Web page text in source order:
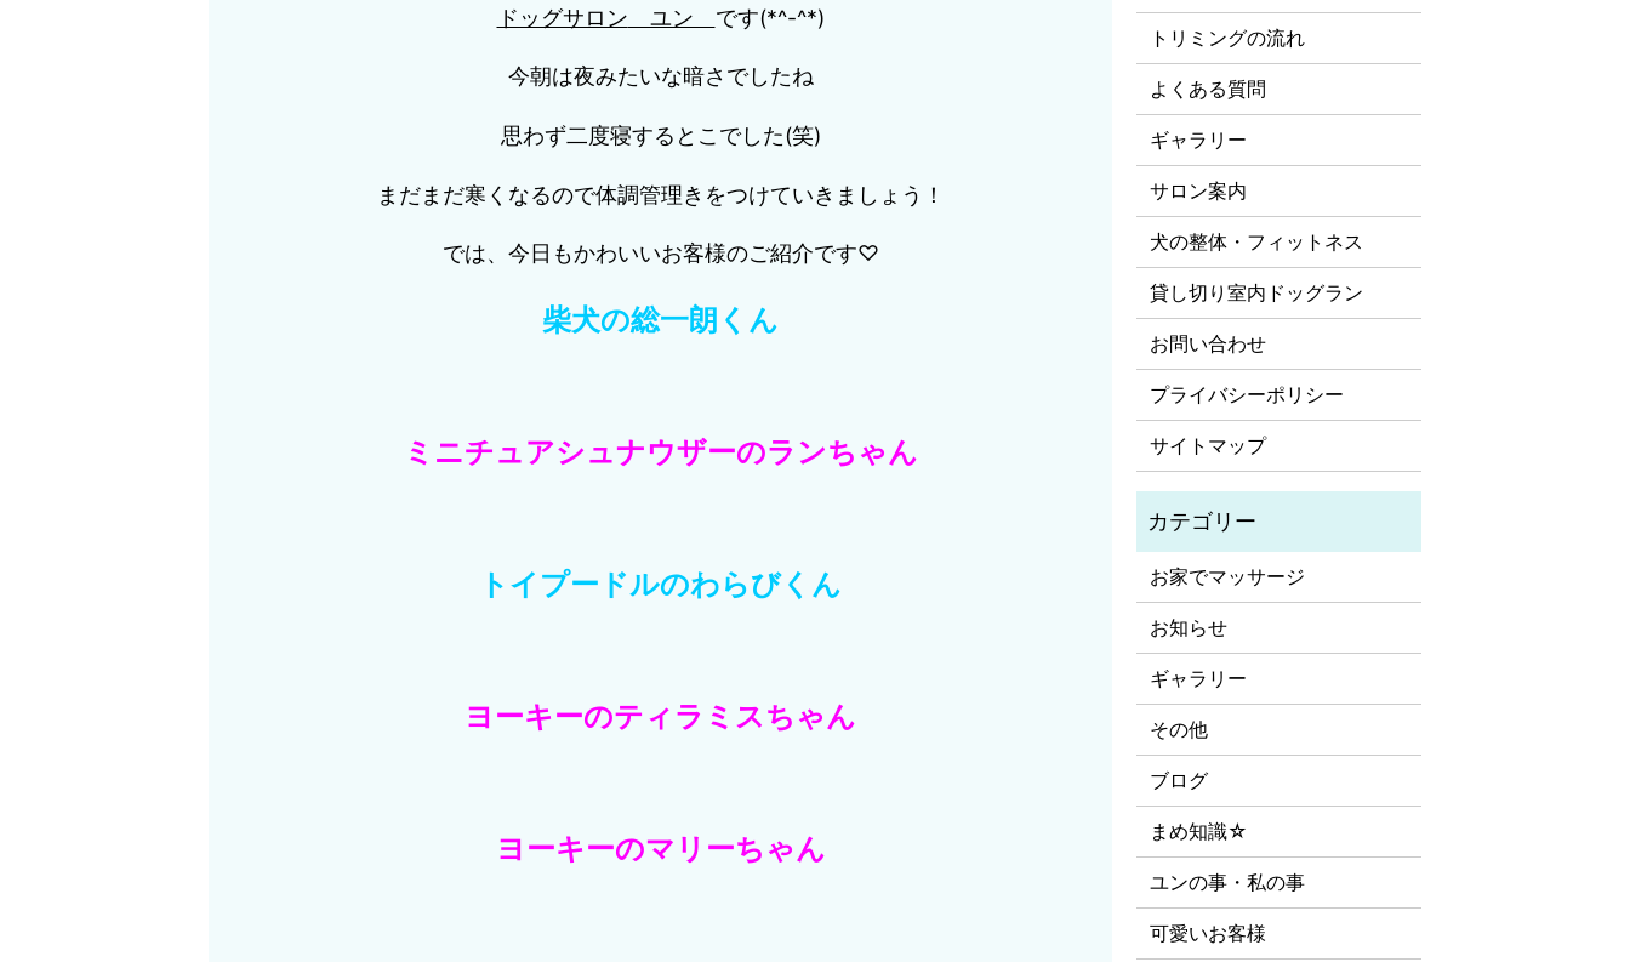
ドッグサロン ユン です(*^-^*)
今朝は夜みたいな暗さでしたね
思わず二度寝するとこでした(笑)
まだまだ寒くなるので体調管理きをつけていきましょう！
では、今日もかわいいお客様のご紹介です♡
柴犬の総一朗くん
ミニチュアシュナウザーのランちゃん
トイプードルのわらびくん
ヨーキーのティラミスちゃん
ヨーキーのマリーちゃん
トリミングの流れ
よくある質問
ギャラリー
サロン案内
犬の整体・フィットネス
貸し切り室内ドッグラン
お問い合わせ
プライバシーポリシー
サイトマップ
お家でマッサージ
お知らせ
ギャラリー
その他
ブログ
まめ知識☆
ユンの事・私の事
可愛いお客様